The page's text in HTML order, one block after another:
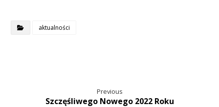
aktualności
Previous
Szczęśliwego Nowego 2022 Roku